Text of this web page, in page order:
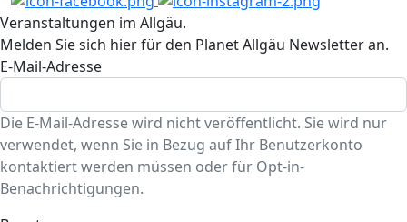
Veranstaltungen im Allgäu.
Melden Sie sich hier für den Planet Allgäu Newsletter an.
E-Mail-Adresse
Die E-Mail-Adresse wird nicht veröffentlicht. Sie wird nur
verwendet, wenn Sie in Bezug auf Ihr Benutzerkonto
kontaktiert werden müssen oder für Opt-in-
Benachrichtigungen.